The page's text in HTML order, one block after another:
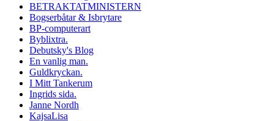
BETRAKTATMINISTERN
Bogserbåtar & Isbrytare
BP-computerart
Byblixtra.
Debutsky's Blog
En vanlig man.
Guldkryckan.
I Mitt Tankerum
Ingrids sida.
Janne Nordh
KajsaLisa